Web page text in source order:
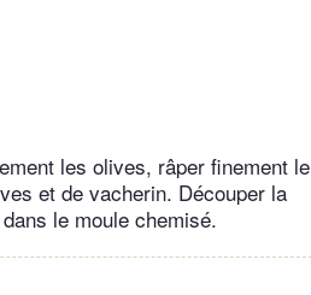
les olives, râper finement le
et de vacherin. Découper la
le moule chemisé.